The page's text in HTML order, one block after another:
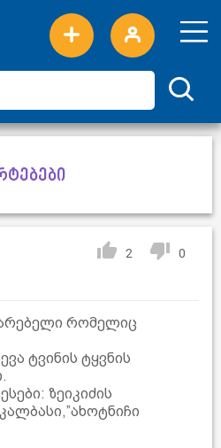
2 0
რომელიც
ტვინის ტყვნის
ზეიკიძის